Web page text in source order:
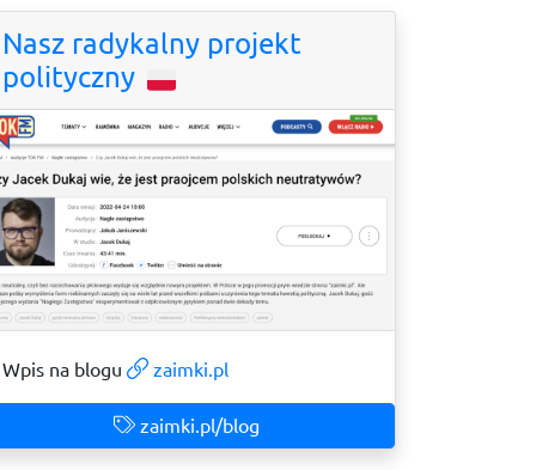
Nasz radykalny projekt
polityczny
Wpis na blogu zaimki.pl
zaimki.pl/blog